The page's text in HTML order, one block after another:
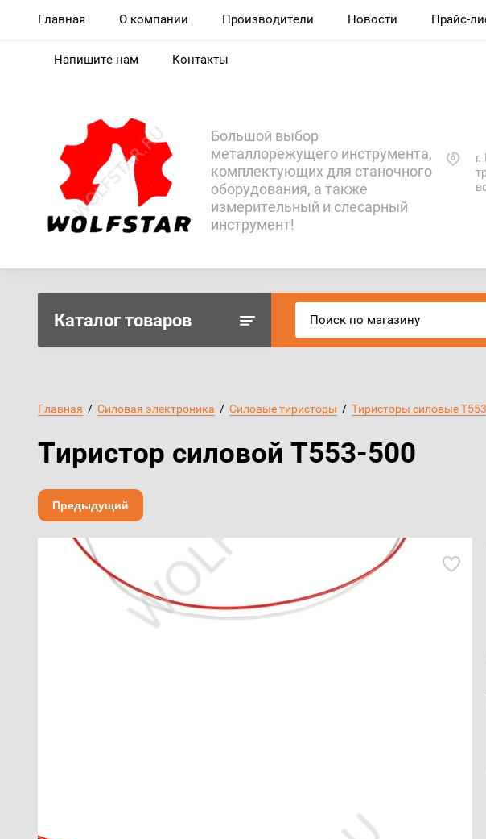
Главная О компании Производители Новости Прайс-
Напишите нам Контакты
Большой выбор
металлорежущего инструмента,
комплектующих для станочного
оборудования, а также
измерительный и слесарный
инструмент!
Каталог товаров
Главная
  /
Силовая электроника
  /
Силовые тиристоры
  /
Тиристоры силовые Т553
Тиристор силовой Т553-500
Предыдущий